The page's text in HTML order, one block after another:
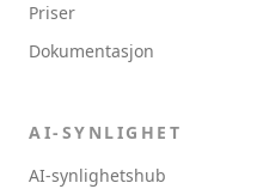
Priser
Dokumentasjon
AI-SYNLIGHET
AI-synlighetshub